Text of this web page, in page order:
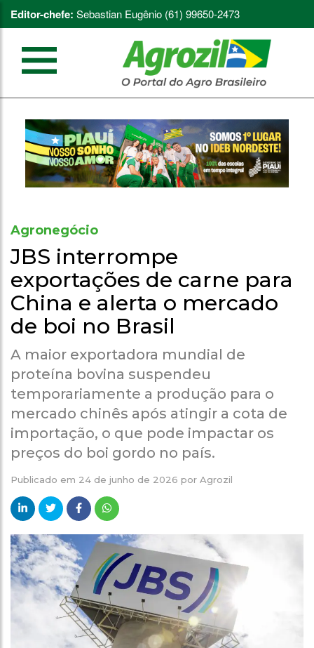
Editor-chefe: Sebastian Eugênio (61) 99650-2473
Agronegócio
JBS interrompe
exportações de carne para
China e alerta o mercado
de boi no Brasil
A maior exportadora mundial de
proteína bovina suspendeu
temporariamente a produção para o
mercado chinês após atingir a cota de
importação, o que pode impactar os
preços do boi gordo no país.
Publicado em 24 de junho de 2026 por Agrozil